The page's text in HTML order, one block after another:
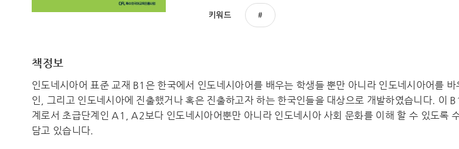
키워드
책정보
인도네시아어 표준 교재 B1은 한국에서 인도네시아어를 배우는 학생들 뿐만 아니라 인도네시아어를
인, 그리고 인도네시아에 진출했거나 혹은 진출하고자 하는 한국인들을 대상으로 개발하였습니다. 이
계로서 초급단계인 A1, A2보다 인도네시아어뿐만 아니라 인도네시아 사회 문화를 이해 할 수 있도록
담고 있습니다.